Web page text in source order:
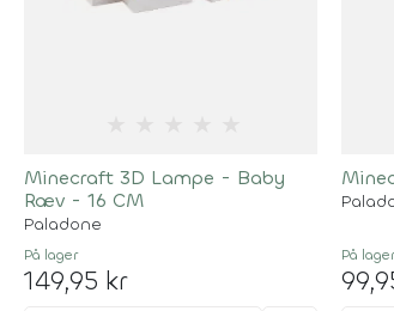
Minecraft 3D Lampe - Baby
Ræv - 16 CM
Paladone
På lager
149,95 kr
På lager